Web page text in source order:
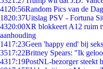
41 20:56Random Pics van de
1820:37Uitslag PSV - Fortuna
4320:00XR blokkeert A12 ruim
aanhouding
1417:23Geen 'happy end' bij
3517:22Britney Spears: "Ik
4317:19PostNL-bezorger steekt